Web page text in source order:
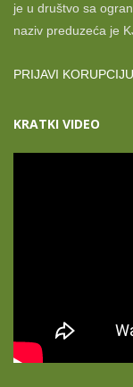
je u društvo sa
naziv preduzeća je
PRIJAVI KORUPCIJU
KRATKI VIDEO